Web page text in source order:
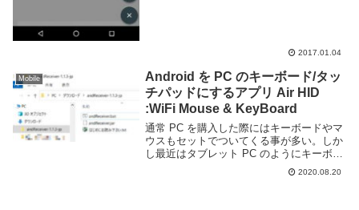
2017.01.04
Mobile
Android を PC のキーボード/タッ
チパッドにするアプリ Air HID
:WiFi Mouse & KeyBoard
通常 PC を購入した際にはキーボードやマ
ウスもセットでついてくる事が多い。しか
し最近はタブレット PC のようにキーボー
ドが付属していないマシンもあるようだ。
また、長く使っていると壊れてしまう事も
2020.08.20